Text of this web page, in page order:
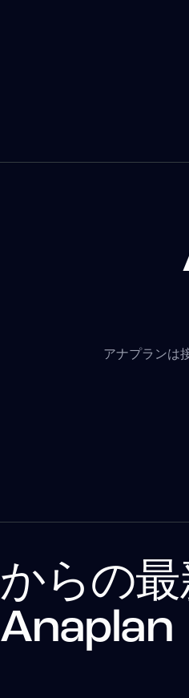
アナプランは
からの
Anaplan